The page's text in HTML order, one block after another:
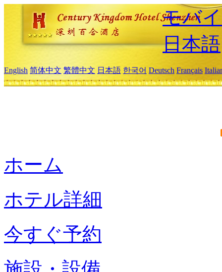
モバ
日本語
English 简体中文 繁體中文 日本語 한국어 Deutsch Français
ホーム
ホテル詳細
今すぐ予約